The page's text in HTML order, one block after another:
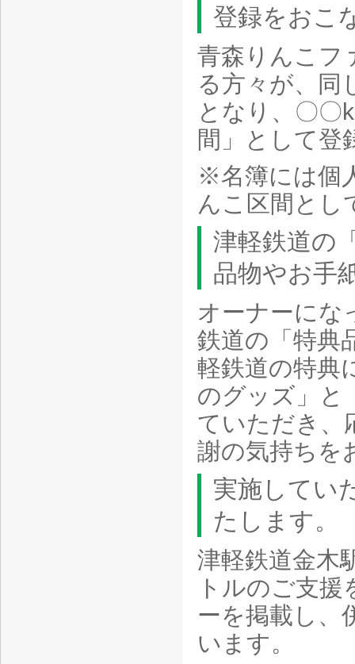
登録をおこ
青森りんこフ
る方々が、同
となり、〇〇
間」として登
※名簿には個
んこ区間とし
津軽鉄道の
品物やお手
オーナーにな
鉄道の「特典
軽鉄道の特典
のグッズ」と
ていただき、
謝の気持ちを
実施してい
たします。
津軽鉄道金木
トルのご支
ーを掲載し、
います。